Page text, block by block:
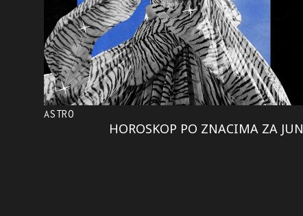
ASTRO
HOROSKOP PO ZNACIMA ZA JUN